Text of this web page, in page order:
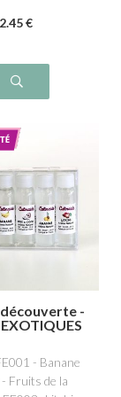
2.45 €
-
- Banane
Fruits de la